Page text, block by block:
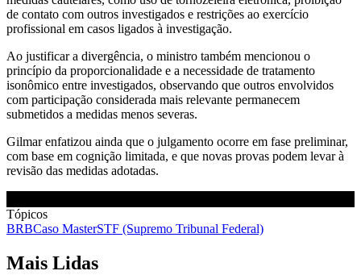
de contato com outros investigados e restrições ao exercício
profissional em casos ligados à investigação.
Ao justificar a divergência, o ministro também mencionou o
princípio da proporcionalidade e a necessidade de tratamento
isonômico entre investigados, observando que outros envolvidos
com participação considerada mais relevante permanecem
submetidos a medidas menos severas.
Gilmar enfatizou ainda que o julgamento ocorre em fase preliminar,
com base em cognição limitada, e que novas provas podem levar à
revisão das medidas adotadas.
Tópicos
BRBCaso MasterSTF (Supremo Tribunal Federal)
Mais Lidas